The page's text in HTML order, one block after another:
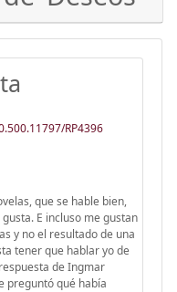
RP4396
que se hable bien,
E incluso me gustan
y no el resultado de una
tener que hablar yo de
de Ingmar
preguntó qué había